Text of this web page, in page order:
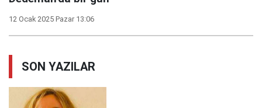
12 Ocak 2025 Pazar 13:06
SON YAZILAR